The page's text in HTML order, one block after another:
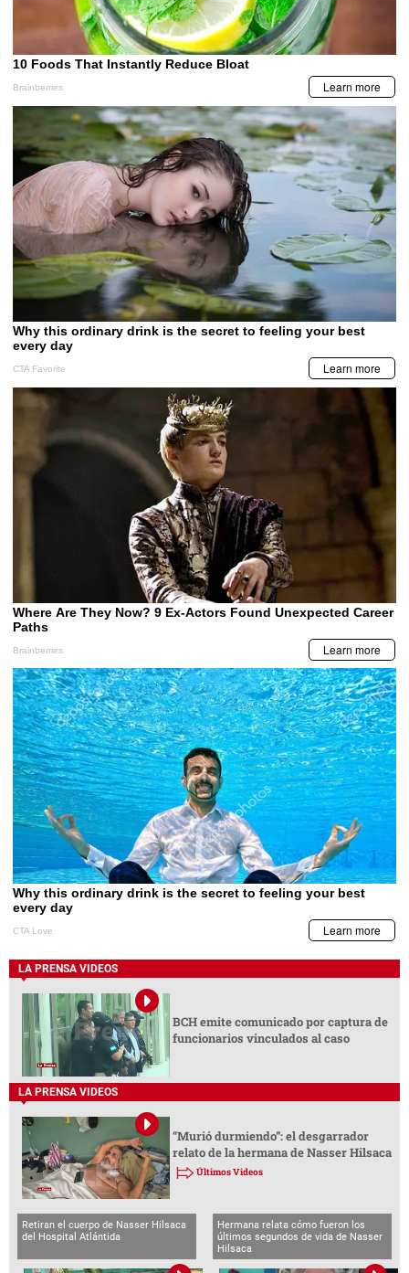
LA PRENSA VIDEOS
BCH emite comunicado por captura de
funcionarios vinculados al caso
LA PRENSA VIDEOS
“Murió durmiendo”: el desgarrador
relato de la hermana de Nasser Hilsaca
Últimos Videos
Retiran el cuerpo de Nasser Hilsaca
del Hospital Atlántida
Hermana relata cómo fueron los
últimos segundos de vida de Nasser
Hilsaca